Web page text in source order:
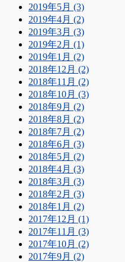
2019年5月 (3)
2019年4月 (2)
2019年3月 (3)
2019年2月 (1)
2019年1月 (2)
2018年12月 (2)
2018年11月 (2)
2018年10月 (3)
2018年9月 (2)
2018年8月 (2)
2018年7月 (2)
2018年6月 (3)
2018年5月 (2)
2018年4月 (3)
2018年3月 (3)
2018年2月 (3)
2018年1月 (2)
2017年12月 (1)
2017年11月 (3)
2017年10月 (2)
2017年9月 (2)